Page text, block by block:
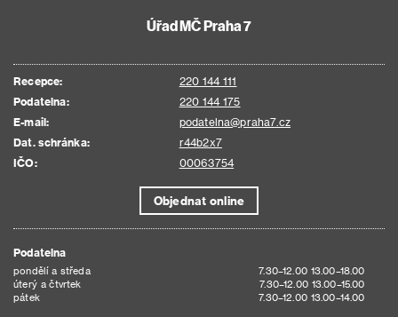
Úřad MČ Praha 7
Recepce:
220 144 111
Podatelna:
220 144 175
E-mail:
podatelna@praha7.cz
Dat. schránka:
r44b2x7
IČO:
00063754
Objednat online
Podatelna
pondělí a středa
7.30–12.00 13.00–18.00
úterý a čtvrtek
7.30–12.00 13.00–15.00
pátek
7.30–12.00 13.00–14.00